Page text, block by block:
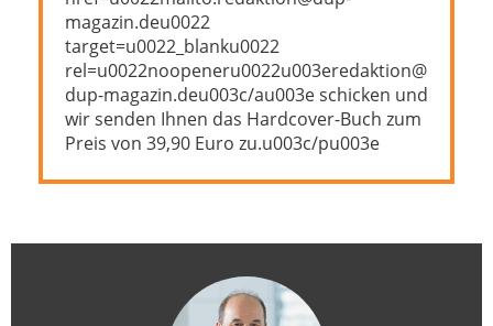
magazin.deu0022
target=u0022_blanku0022
rel=u0022noopeneru0022u003eredaktion@
dup-magazin.deu003c/au003e schicken und
wir senden Ihnen das Hardcover-Buch zum
Preis von 39,90 Euro zu.u003c/pu003e